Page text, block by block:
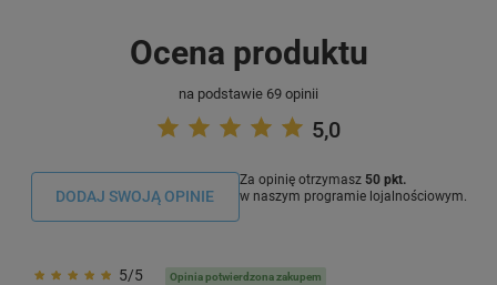
Ocena produktu
na podstawie 69 opinii
5,0
DODAJ SWOJĄ OPINIE
Za opinię otrzymasz 50 pkt.
w naszym programie lojalnościowym.
5/5 Opinia potwierdzona zakupem